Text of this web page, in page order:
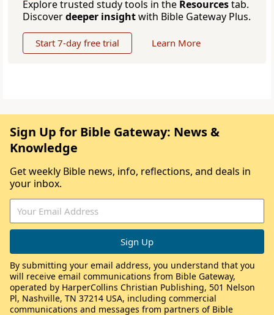
Explore trusted study tools in the Resourcestab.
Discoverdeeper insightwith Bible Gateway Plus.
Start 7-day free trial Learn More
Sign Up for Bible Gateway: News &
Knowledge
Get weekly Bible news, info, reflections, and deals in
your inbox.
By submitting your email address, you understand that you
will receive email communications from Bible Gateway,
operated by HarperCollins Christian Publishing, 501 Nelson
Pl, Nashville, TN 37214 USA, including commercial
communications and messages from partners of Bible